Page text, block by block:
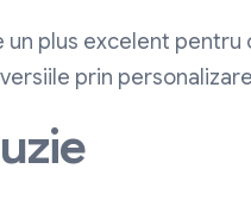
un plus excelent
prin